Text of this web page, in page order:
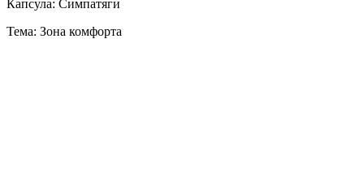
Капсула: Симпатяги
Тема: Зона комфорта